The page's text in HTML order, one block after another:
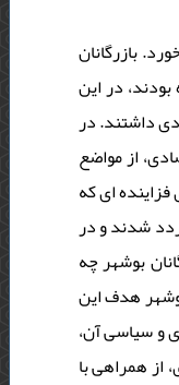
بازرگانان
در این
داشتند. در
از مواضع
ای که
شدند و در
بوشهر چه
هدف این
و سیاسی آن،
از همراهی با